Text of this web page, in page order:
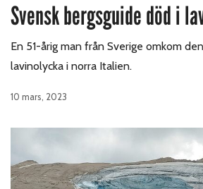
Svensk bergsguide död i
En 51-årig man från Sverige omkom
lavinolycka i norra Italien.
10 mars, 2023